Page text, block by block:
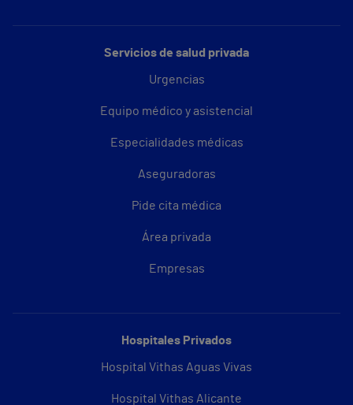
Servicios de salud privada
Urgencias
Equipo médico y asistencial
Especialidades médicas
Aseguradoras
Pide cita médica
Área privada
Empresas
Hospitales Privados
Hospital Vithas Aguas Vivas
Hospital Vithas Alicante